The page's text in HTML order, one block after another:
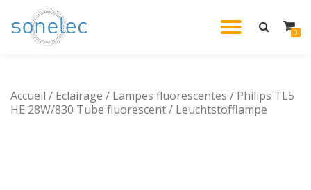
Aller
0
Accueil / Eclairage / Lampes fluorescentes / Philips TL5
HE 28W/830 Tube fluorescent / Leuchtstofflampe